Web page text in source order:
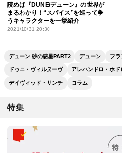
読めば『DUNE/デューン』の世界が
まるわかり！“スパイス”を巡って争
うキャラクターを一挙紹介
2021/10/31 20:30
デューン 砂の惑星PART2 デューン フラ
ドゥニ・ヴィルヌーヴ アレハンドロ・ホド
デイヴィッド・リンチ コラム
特集